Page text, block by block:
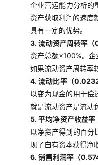
企业营运能力分析的
资产获取利润的速度
具有一定的优势。
3. 流动资产周转率
资产总额×100%。
如果流动资产周转率
4. 流动比率（
以变为现金的用于偿
就是流动资产是流动
5. 平均净资产收益率
以净资产得到的百分
现了自有资本获得净
6. 销售利润率（